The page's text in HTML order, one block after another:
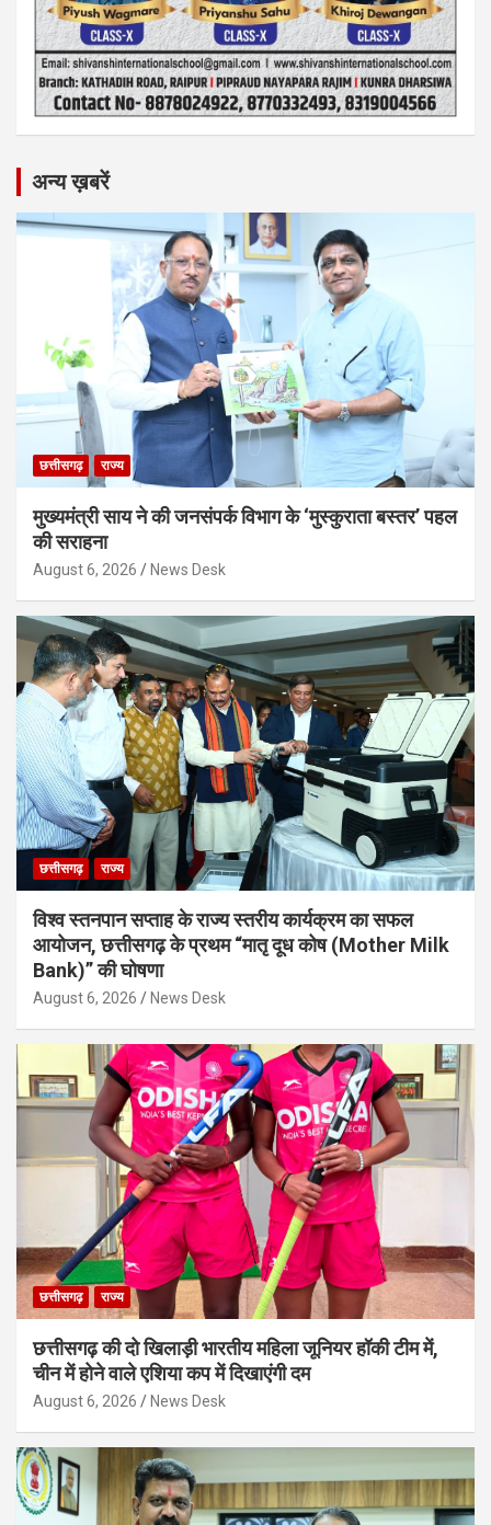
अन्य ख़बरें
छत्तीसगढ़ राज्य
मुख्यमंत्री साय ने की जनसंपर्क विभाग के ‘मुस्कुराता बस्तर’ पहल
की सराहना
August 6, 2026 News Desk
छत्तीसगढ़ राज्य
विश्व स्तनपान सप्ताह के राज्य स्तरीय कार्यक्रम का सफल
आयोजन, छत्तीसगढ़ के प्रथम “मातृ दूध कोष (Mother Milk
Bank)” की घोषणा
August 6, 2026 News Desk
छत्तीसगढ़ राज्य
छत्तीसगढ़ की दो खिलाड़ी भारतीय महिला जूनियर हॉकी टीम में,
चीन में होने वाले एशिया कप में दिखाएंगी दम
August 6, 2026 News Desk